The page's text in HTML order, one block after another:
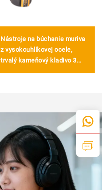
Nástroje na búchanie muriva
z vysokouhlíkovej ocele,
trvalý kameňový kladivo 3